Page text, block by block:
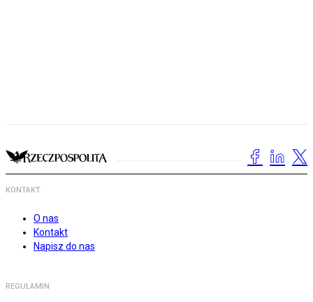
KONTAKT
O nas
Kontakt
Napisz do nas
REGULAMIN